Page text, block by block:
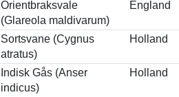
Orientbraksvale
(Glareola maldivarum)
England
Sortsvane (Cygnus
atratus)
Holland
Indisk Gås (Anser
indicus)
Holland